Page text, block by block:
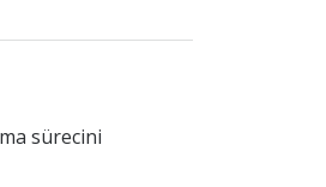
sürecini